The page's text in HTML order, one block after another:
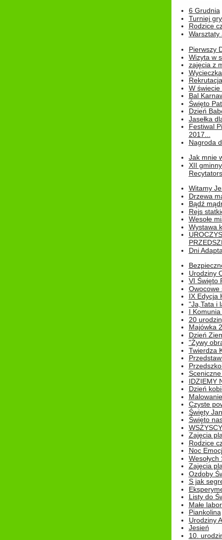
6 Grudnia
Turniej
Rodzice
Warsztaty
Pierwszy
Wizyta w
zajęcia z
W świecie
Bal
Święto
Dzień
Jasełka
Festiwal
2017...
Nagroda
Jak mnie
XII
Witamy
Drzewa
Bądź
Rejs
Wesołe
Wystawa
Dni
Urodziny
VI Święto
Owocowe
IX Edycja
"Ja,Tata i
I
20
Majówka
Dzień
"Żywy
Twierdza
IDZIEMY
Dzień
Czyste
Święty
Święto
Zajęcia
Rodzice
Noc
Wesołych
Zajęcia
Ozdoby
S jak
Listy do
Małe
Piankolina
Urodziny
Jesień
10.